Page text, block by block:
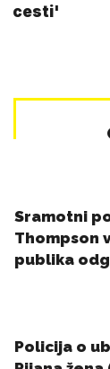
cesti'